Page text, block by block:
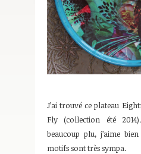
J’ai trouvé ce plateau
Fly (collection été
beaucoup plu, j’aime
motifs sont très sympa.